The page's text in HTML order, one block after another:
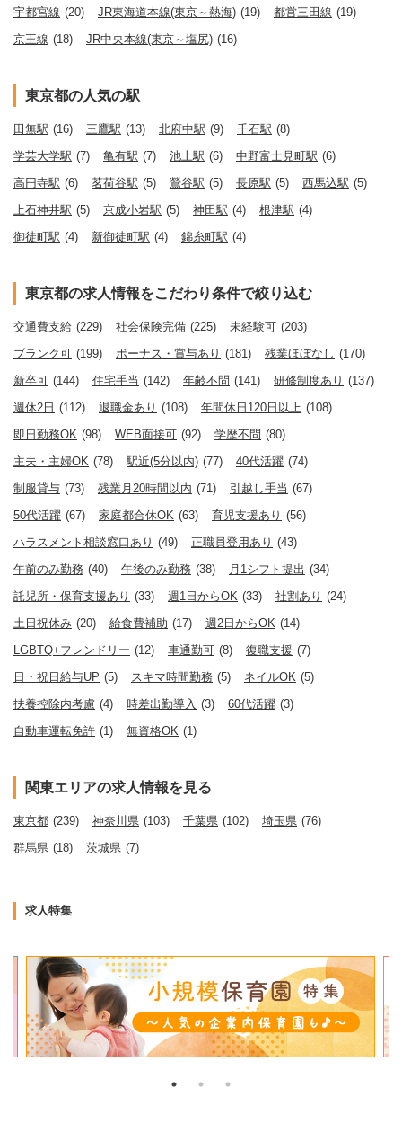
宇都宮線 (20) JR東海道本線(東京～熱海) (19) 都営三田線 (19)
京王線 (18) JR中央本線(東京～塩尻) (16)
東京都の人気の駅
田無駅 (16) 三鷹駅 (13) 北府中駅 (9) 千石駅 (8)
学芸大学駅 (7) 亀有駅 (7) 池上駅 (6) 中野富士見町駅 (6)
高円寺駅 (6) 茗荷谷駅 (5) 鶯谷駅 (5) 長原駅 (5) 西馬込駅 (5)
上石神井駅 (5) 京成小岩駅 (5) 神田駅 (4) 根津駅 (4)
御徒町駅 (4) 新御徒町駅 (4) 錦糸町駅 (4)
東京都の求人情報をこだわり条件で絞り込む
交通費支給 (229) 社会保険完備 (225) 未経験可 (203)
ブランク可 (199) ボーナス・賞与あり (181) 残業ほぼなし (170)
新卒可 (144) 住宅手当 (142) 年齢不問 (141) 研修制度あり (137)
週休2日 (112) 退職金あり (108) 年間休日120日以上 (108)
即日勤務OK (98) WEB面接可 (92) 学歴不問 (80)
主夫・主婦OK (78) 駅近(5分以内) (77) 40代活躍 (74)
制服貸与 (73) 残業月20時間以内 (71) 引越し手当 (67)
50代活躍 (67) 家庭都合休OK (63) 育児支援あり (56)
ハラスメント相談窓口あり (49) 正職員登用あり (43)
午前のみ勤務 (40) 午後のみ勤務 (38) 月1シフト提出 (34)
託児所・保育支援あり (33) 週1日からOK (33) 社割あり (24)
土日祝休み (20) 給食費補助 (17) 週2日からOK (14)
LGBTQ+フレンドリー (12) 車通勤可 (8) 復職支援 (7)
日・祝日給与UP (5) スキマ時間勤務 (5) ネイルOK (5)
扶養控除内考慮 (4) 時差出勤導入 (3) 60代活躍 (3)
自動車運転免許 (1) 無資格OK (1)
関東エリアの求人情報を見る
東京都 (239) 神奈川県 (103) 千葉県 (102) 埼玉県 (76)
群馬県 (18) 茨城県 (7)
求人特集